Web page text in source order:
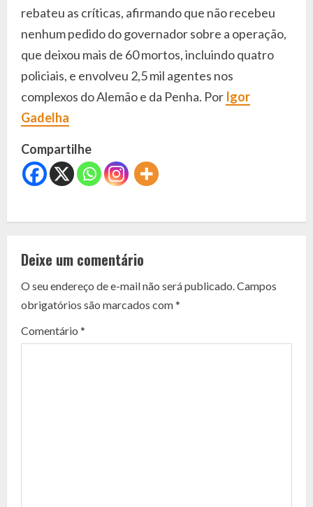
rebateu as críticas, afirmando que não recebeu
nenhum pedido do governador sobre a operação,
que deixou mais de 60 mortos, incluindo quatro
policiais, e envolveu 2,5 mil agentes nos
complexos do Alemão e da Penha. Por Igor
Gadelha
Compartilhe
C
n
t
i
Deixe um comentário
O seu endereço de e-mail não será publicado.Campos
obrigatórios são marcados com*
Comentário *